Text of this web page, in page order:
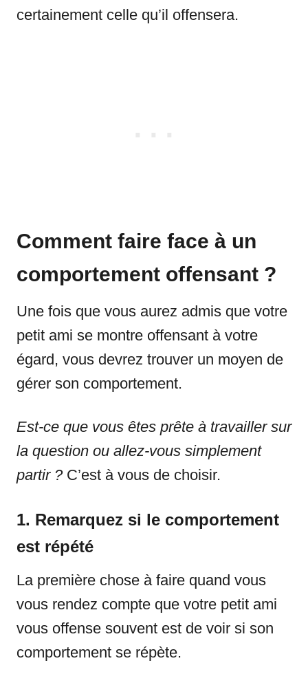
certainement celle qu’il offensera.
Comment faire face à un
comportement offensant ?
Une fois que vous aurez admis que votre
petit ami se montre offensant à votre
égard, vous devrez trouver un moyen de
gérer son comportement.
Est-ce que vous êtes prête à travailler sur
la question ou allez-vous simplement
partir ? C’est à vous de choisir.
1. Remarquez si le comportement
est répété
La première chose à faire quand vous
vous rendez compte que votre petit ami
vous offense souvent est de voir si son
comportement se répète.